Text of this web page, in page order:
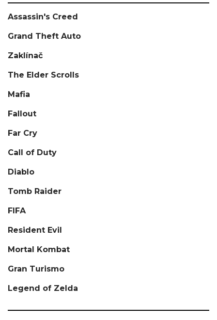
Assassin's Creed
Grand Theft Auto
Zaklínač
The Elder Scrolls
Mafia
Fallout
Far Cry
Call of Duty
Diablo
Tomb Raider
FIFA
Resident Evil
Mortal Kombat
Gran Turismo
Legend of Zelda